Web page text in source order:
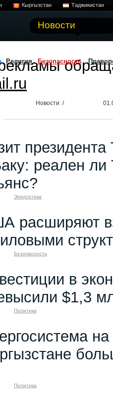
Кыргызстан Таджикистан
Новости
Религия Безопасность
Новости /
президента
реален ли
Энергетика
расширяют
Безопасность
в
$1,3
Политика
Политика